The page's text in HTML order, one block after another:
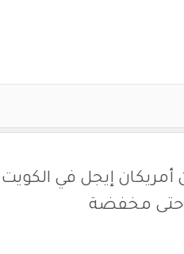
أمريكان إيجل في
حتى مخفضة